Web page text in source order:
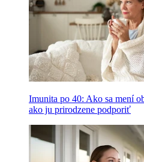
Imunita po 40: Ako sa mení
ako ju prirodzene podporiť